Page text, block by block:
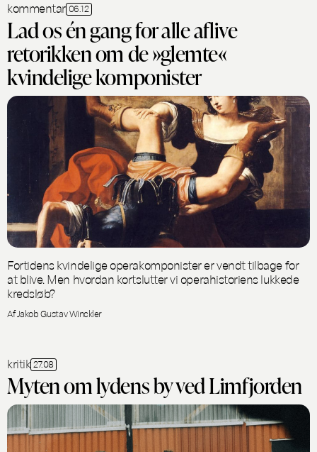
kommentar 06.12
Lad os én gang for alle aflive
retorikken om de »glemte«
kvindelige komponister
Fortidens kvindelige operakomponister er vendt tilbage for
at blive. Men hvordan kortslutter vi operahistoriens lukkede
kredsløb?
Af Jakob Gustav Winckler
kritik 27.08
Myten om lydens by ved Limfjorden